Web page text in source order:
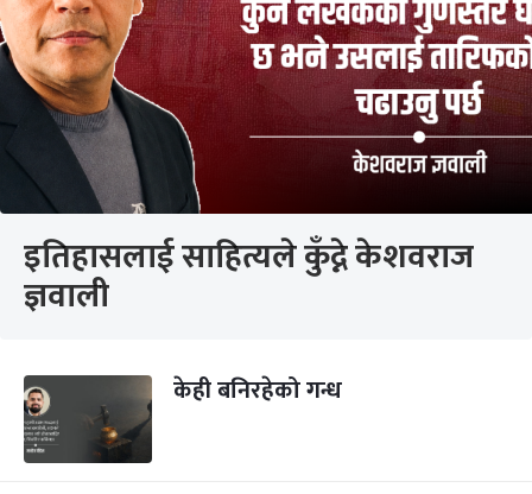
इतिहासलाई साहित्यले कुँद्ने केशवराज
ज्ञवाली
केही बनिरहेको गन्ध